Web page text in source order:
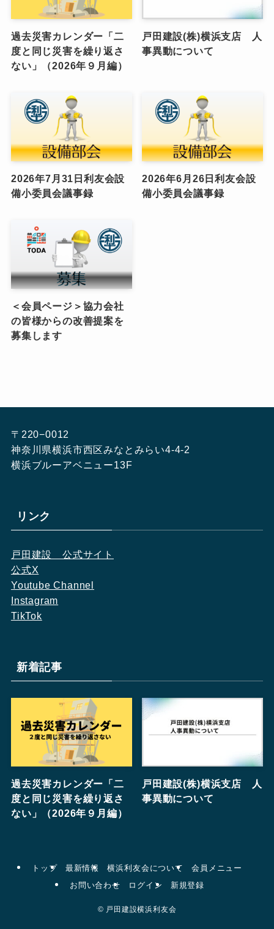
過去災害カレンダー「二
度と同じ災害を繰り返さ
ない」（2026年９月編）
戸田建設(株)横浜支店 人
事異動について
2026年7月31日利友会設
備小委員会議事録
2026年6月26日利友会設
備小委員会議事録
＜会員ページ＞協力会社
の皆様からの改善提案を
募集します
〒220−0012
神奈川県横浜市西区みなとみらい4-4-2
横浜ブルーアベニュー13F
リンク
戸田建設　公式サイト
公式X
Youtube Channel
Instagram
TikTok
新着記事
過去災害カレンダー「二
度と同じ災害を繰り返さ
ない」（2026年９月編）
戸田建設(株)横浜支店 人
事異動について
トップ 最新情報 横浜利友会について
会員メニュー
お問い合わせ
ログイン 新規登録
© 戸田建設横浜利友会